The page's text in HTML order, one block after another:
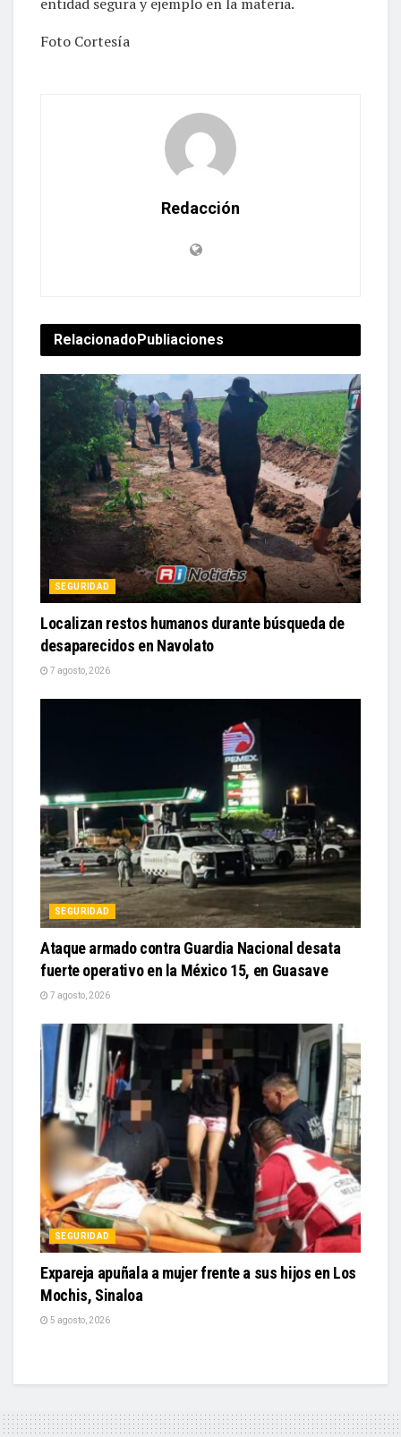
Foto Cortesía
Redacción
RelacionadoPubliaciones
SEGURIDAD
Localizan restos humanos durante búsqueda de
desaparecidos en Navolato
7 agosto, 2026
SEGURIDAD
Ataque armado contra Guardia Nacional desata
fuerte operativo en la México 15, en Guasave
7 agosto, 2026
SEGURIDAD
Expareja apuñala a mujer frente a sus hijos en Los
Mochis, Sinaloa
5 agosto, 2026